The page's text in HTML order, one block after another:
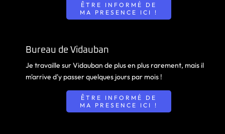
ÊTRE INFORMÉ DE
MA PRESENCE ICI !
Bureau de Vidauban
Je travaille sur Vidauban de plus en plus rarement, mais il
m'arrive d'y passer quelques jours par mois !
ÊTRE INFORMÉ DE
MA PRESENCE ICI !